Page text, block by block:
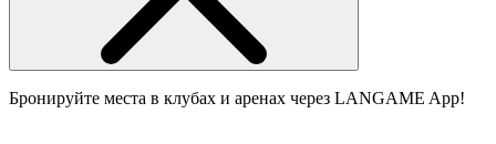
Бронируйте места в клубах и аренах через LANGAME App!